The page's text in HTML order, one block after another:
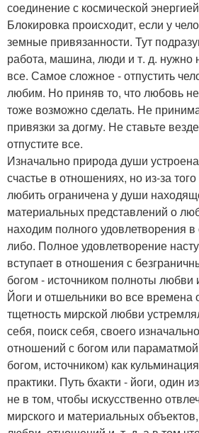
соединение с космической
Блокировка происходит, если у
земные привязанности. Тут
работа, машина, люди и т. д. нужно
все. Самое сложное - отпустить
любим. Но приняв то, что любовь
тоже возможно сделать. Не
привязки за догму. Не ставьте
отпустите все.
Изначально природа души
счастье в отношениях, но из-за
любить ограничена у души
материальных представлений о
находим полного удовлетворения
либо. Полное удовлетворение
вступает в отношения с
богом - источником полноты любви
Йоги и отшельники во все времена
тщетность мирской любви
себя, поиск себя, своего
отношений с богом или
богом, источником) как
практики. Путь бхакти - йоги, один
не в том, чтобы искусственно
мирского и материальных